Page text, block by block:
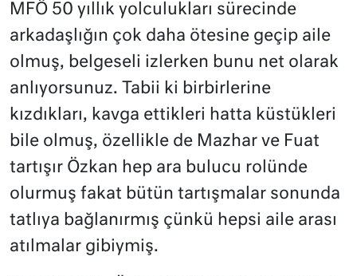
MFÖ 50 yıllık yolculukları sürecinde
arkadaşlığın çok daha ötesine geçip aile
olmuş, belgeseli izlerken bunu net olarak
anlıyorsunuz. Tabii ki birbirlerine
kızdıkları, kavga ettikleri hatta küstükleri
bile olmuş, özellikle de Mazhar ve Fuat
tartışır Özkan hep ara bulucu rolünde
olurmuş fakat bütün tartışmalar sonunda
tatlıya bağlanırmış çünkü hepsi aile arası
atılmalar gibiymiş.